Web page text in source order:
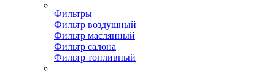
Фильтры
Фильтр воздушный
Фильтр маслянный
Фильтр салона
Фильтр топливный